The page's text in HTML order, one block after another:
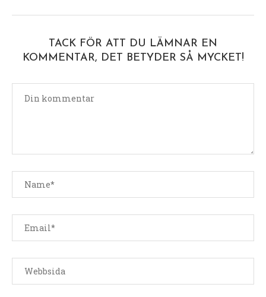
TACK FÖR ATT DU LÄMNAR EN
KOMMENTAR, DET BETYDER SÅ MYCKET!